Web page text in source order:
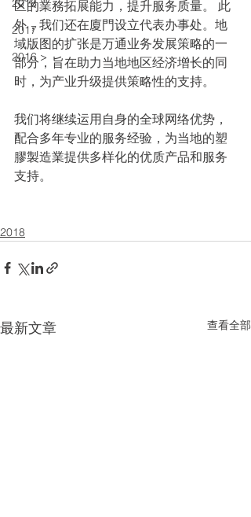
2018
2017
2016 >
区的業務拓展能力，提升服务质量。 此
外，我们还在廈門设立代表办事处。地
域版图的扩张是万通业务发展策略的一
部分，旨在助力当地地区经济增长的同
时，为产业升级提供策略性的支持。
我们将继续运用自身的全球网络优势，
配合多年专业的服务经验，为当地的塑
膠製造業提供多样化的优质产品和服务
支持。
2018
最新文章 查看全部